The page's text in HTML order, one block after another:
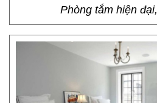
Phòng tắm hiện